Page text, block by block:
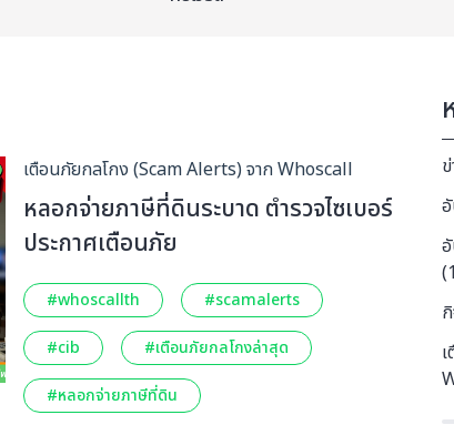
เตือนภัยกลโกง (Scam Alerts) จาก Whoscall
หลอกจ่ายภาษีที่ดินระบาด ตำรวจไซเบอร์
ประกาศเตือนภัย
#whoscallth #scamalerts
#cib #เตือนภัยกลโกงล่าสุด
#หลอกจ่ายภาษีที่ดิน